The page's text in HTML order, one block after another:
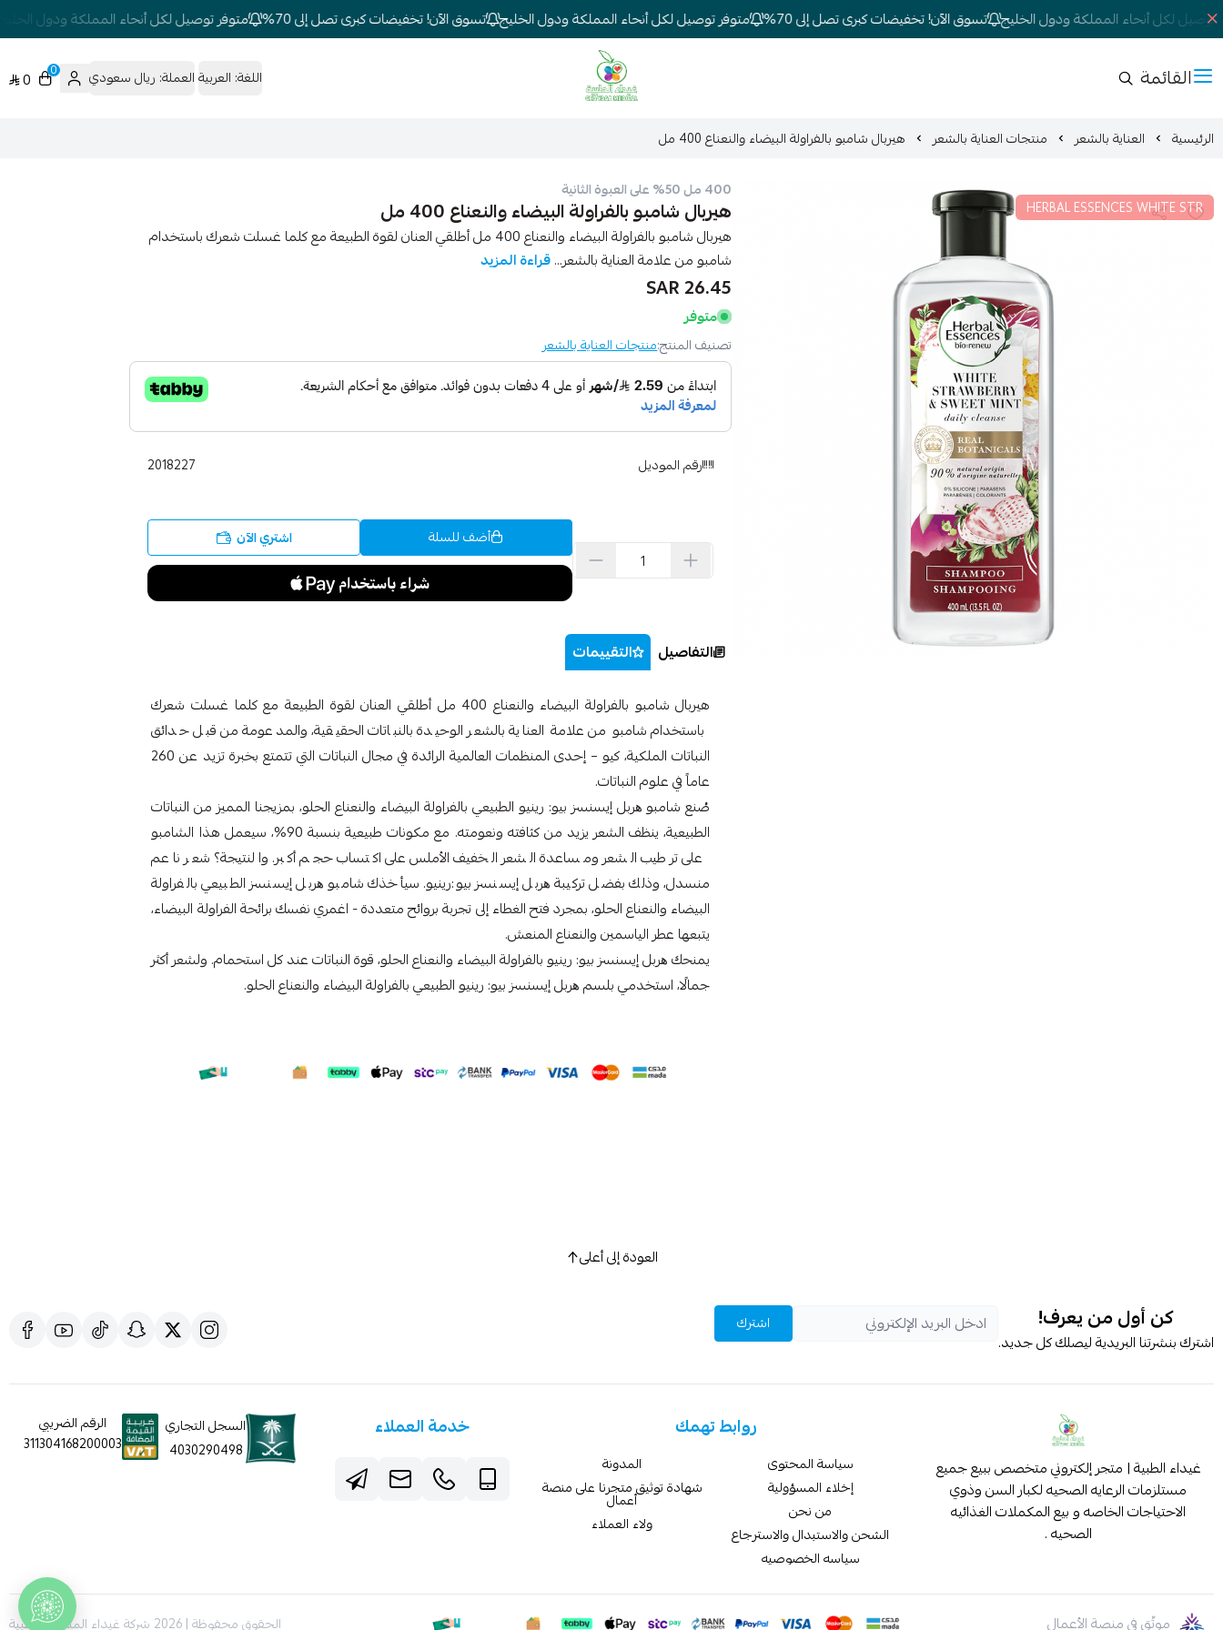
لكل أنحاء المملكة ودول الخليج تسوق الآن! تخفيضات كبرى تصل إلى 70% متوفر توصيل لكل أنحاء المملكة ودول الخليج تسوق الآن! تخفيضات كبرى تصل إلى 70% متوفر توصيل لكل أنحاء المملكة ودول الخليج
القائمة شركة غيداء المتطورة الطبية اللغة: العربيةالعملة: ريال سعودي 0
0
الرئيسية العناية بالشعر منتجات العناية بالشعر هيربال شامبو بالفراولة البيضاء والنعناع 400 مل
HERBAL ESSENCES WHITE STR
400 مل 50% على العبوة الثانية
هيربال شامبو بالفراولة البيضاء والنعناع 400 مل
هيربال شامبو بالفراولة البيضاء والنعناع 400 مل أطلقي العنان لقوة الطبيعة مع كلما غسلت شعرك باستخدام
شامبو من علامة العناية بالشعر...قراءة المزيد
26.45 SAR
متوفر
تصنيف المنتج:منتجات العناية بالشعر
رقم الموديل 2018227
أضف للسلة اشتري الآن
التفاصيل التقييمات
هيربال شامبو بالفراولة البيضاء والنعناع 400 مل أطلقي العنان لقوة الطبيعة مع كلما غسلت شعرك
باستخدام شامبو من علامة العناية بالشعر الوحيدة بالنباتات الحقيقية، والمدعومة من قبل حدائق
النباتات الملكية، كيو – إحدى المنظمات العالمية الرائدة في مجال النباتات التي تتمتع بخبرة تزيد عن 260
عاماً في علوم النباتات.
صُنع شامبو ھربل إیسنسز بيو: رينيو الطبيعي بالفراولة البيضاء والنعناع الحلو، بمزيجنا المميز من النباتات
الطبيعية، ينظف الشعر يزيد من كثافته ونعومته. مع مكونات طبيعية بنسبة 90%، سيعمل هذا الشامبو
على ترطيب الشعر ومساعدة الشعر الخفيف الأملس على اكتساب حجم أكبر. والنتيجة؟ شعر ناعم
منسدل، وذلك بفضل تركيبة ھربل إیسنسز بيو:رينيو. سيأخذك شامبو ھربل إیسنسز الطبيعي بالفراولة
البيضاء والنعناع الحلو، بمجرد فتح الغطاء إلى تجربة بروائح متعددة - اغمري نفسك برائحة الفراولة البيضاء،
يتبعها عطر الياسمين والنعناع المنعش.
يمنحك ھربل إیسنسز بيو: رينيو بالفراولة البيضاء والنعناع الحلو، قوة النباتات عند كل استحمام. ولشعر أكثر
جمالًا، استخدمي بلسم ھربل إیسنسز بيو: رينيو الطبيعي بالفراولة البيضاء والنعناع الحلو.
العودة إلى أعلى
كن أول من يعرف!
اشترك بنشرتنا البريدية ليصلك كل جديد.
اشترك
غيداء الطبية | متجر إلكتروني متخصص ببيع جميع
مستلزمات الرعايه الصحيه لكبار السن وذوي
الاحتياجات الخاصه و بيع المكملات الغذائيه
الصحيه .
روابط تهمك
سياسة المحتوى
إخلاء المسؤولية
من نحن
الشحن والاستبدال والاسترجاع
سياسه الخصوصيه
المدونة
شهادة توثيق متجرنا على منصة
أعمال
ولاء العملاء
خدمة العملاء
السجل التجاري
4030290498
الرقم الضريبي
311304168200003
موثّق في منصة الأعمال الحقوق محفوظة | 2026 شركة غيداء المتطورة الطبية